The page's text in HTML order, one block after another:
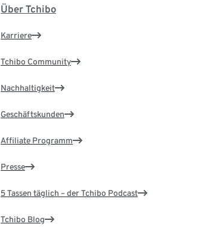
Über Tchibo
Karriere
Tchibo Community
Nachhaltigkeit
Geschäftskunden
Affiliate Programm
Presse
5 Tassen täglich – der Tchibo Podcast
Tchibo Blog